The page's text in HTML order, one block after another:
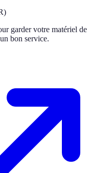
garder votre matériel de
bon service.